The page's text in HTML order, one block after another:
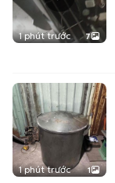
1 phút trước 7
1 phút trước 1